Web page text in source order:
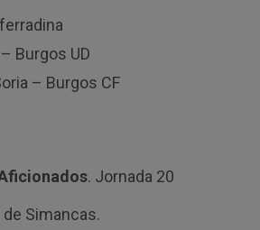
Burgos UD
– Burgos CF
. Jornada 20
de Simancas.